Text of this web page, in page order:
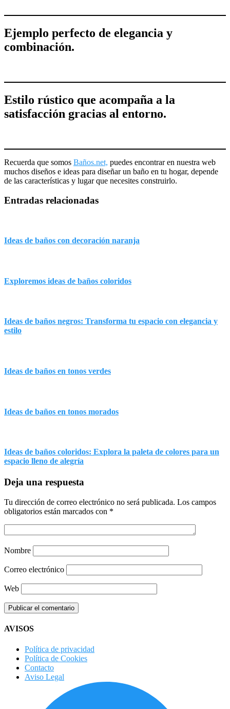
Ejemplo perfecto de elegancia y
combinación.
Estilo rústico que acompaña a la
satisfacción gracias al entorno.
Recuerda que somos Baños.net, puedes encontrar en nuestra web
muchos diseños e ideas para diseñar un baño en tu hogar, depende
de las características y lugar que necesites construirlo.
Entradas relacionadas
Ideas de baños con decoración naranja
Exploremos ideas de baños coloridos
Ideas de baños negros: Transforma tu espacio con elegancia y
estilo
Ideas de baños en tonos verdes
Ideas de baños en tonos morados
Ideas de baños coloridos: Explora la paleta de colores para un
espacio lleno de alegría
Deja una respuesta
Tu dirección de correo electrónico no será publicada. Los campos
obligatorios están marcados con *
Nombre
Correo electrónico
Web
AVISOS
Política de privacidad
Política de Cookies
Contacto
Aviso Legal